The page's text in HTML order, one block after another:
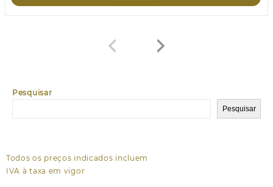
Pesquisar
Pesquisar
Todos os preços indicados incluem
IVA à taxa em vigor